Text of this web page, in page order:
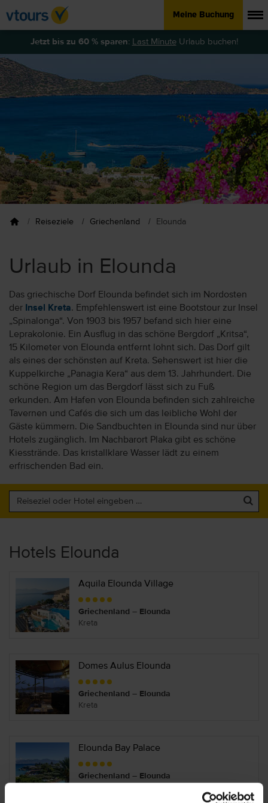
Meine Buchung
Jetzt bis zu 60 % sparen: Last MinuteUrlaub buchen!
Reiseziele Griechenland Elounda
Urlaub in Elounda
Das griechische Dorf Elounda befindet sich im Nordosten
der Insel Kreta. Empfehlenswert ist eine Bootstour zur Insel
„Spinalonga“. Von 1903 bis 1957 befand sich hier eine
Leprakolonie. Ein Ausflug in das schöne Bergdorf „Kritsa“,
15 Kilometer von Elounda entfernt lohnt sich. Das Dorf gilt
als eines der schönsten auf Kreta. Sehenswert ist hier die
Kuppelkirche „Panagia Kera“ aus dem 13. Jahrhundert. Die
schöne Region um das Bergdorf lässt sich zu Fuß
erkunden. Am Hafen von Elounda befinden sich zahlreiche
Tavernen und Cafés die sich um das leibliche Wohl der
Gäste kümmern. Die Sandbuchten in Elounda sind nur über
Hotels zugänglich. Im Nachbarort Plaka gibt es schöne
Kiesstrände. Das kristallklare Wasser lädt zu einem
erfrischenden Bad ein.
Hotels Elounda
Aquila Elounda Village
Griechenland – Elounda
Kreta
Domes Aulus Elounda
Griechenland – Elounda
Kreta
Elounda Bay Palace
Griechenland – Elounda